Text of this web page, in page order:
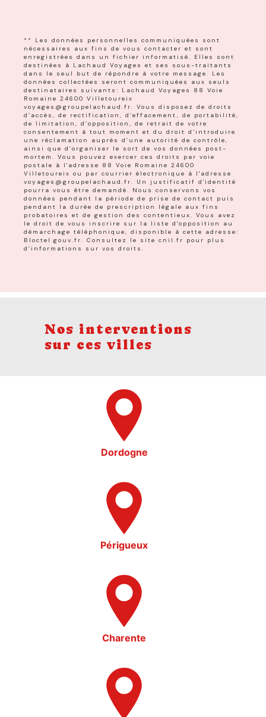
** Les données personnelles communiquées sont
nécessaires aux fins de vous contacter et sont
enregistrées dans un fichier informatisé. Elles sont
destinées à Lachaud Voyages et ses sous-traitants
dans le seul but de répondre à votre message. Les
données collectées seront communiquées aux seuls
destinataires suivants: Lachaud Voyages 88 Voie
Romaine 24600 Villetoureix
voyages@groupelachaud.fr. Vous disposez de droits
d’accès, de rectification, d’effacement, de portabilité,
de limitation, d’opposition, de retrait de votre
consentement à tout moment et du droit d’introduire
une réclamation auprès d’une autorité de contrôle,
ainsi que d’organiser le sort de vos données post-
mortem. Vous pouvez exercer ces droits par voie
postale à l'adresse 88 Voie Romaine 24600
Villetoureix ou par courrier électronique à l'adresse
voyages@groupelachaud.fr. Un justificatif d'identité
pourra vous être demandé. Nous conservons vos
données pendant la période de prise de contact puis
pendant la durée de prescription légale aux fins
probatoires et de gestion des contentieux. Vous avez
le droit de vous inscrire sur la liste d'opposition au
démarchage téléphonique, disponible à cette adresse:
Bloctel.gouv.fr. Consultez le site cnil.fr pour plus
d’informations sur vos droits.
Nos interventions
sur ces villes
Dordogne
Périgueux
Charente